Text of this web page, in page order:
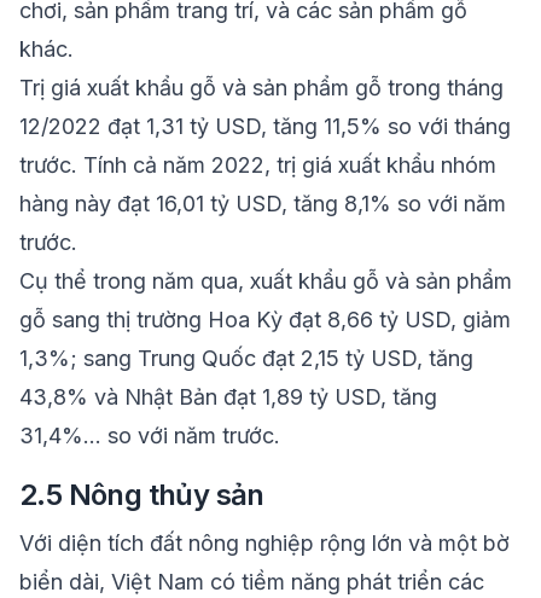
chơi, sản phẩm trang trí, và các sản phẩm gỗ
khác.
Trị giá xuất khẩu gỗ và sản phẩm gỗ trong tháng
12/2022 đạt 1,31 tỷ USD, tăng 11,5% so với tháng
trước. Tính cả năm 2022, trị giá xuất khẩu nhóm
hàng này đạt 16,01 tỷ USD, tăng 8,1% so với năm
trước.
Cụ thể trong năm qua, xuất khẩu gỗ và sản phẩm
gỗ sang thị trường Hoa Kỳ đạt 8,66 tỷ USD, giảm
1,3%; sang Trung Quốc đạt 2,15 tỷ USD, tăng
43,8% và Nhật Bản đạt 1,89 tỷ USD, tăng
31,4%... so với năm trước.
2.5 Nông thủy sản
Với diện tích đất nông nghiệp rộng lớn và một bờ
biển dài, Việt Nam có tiềm năng phát triển các